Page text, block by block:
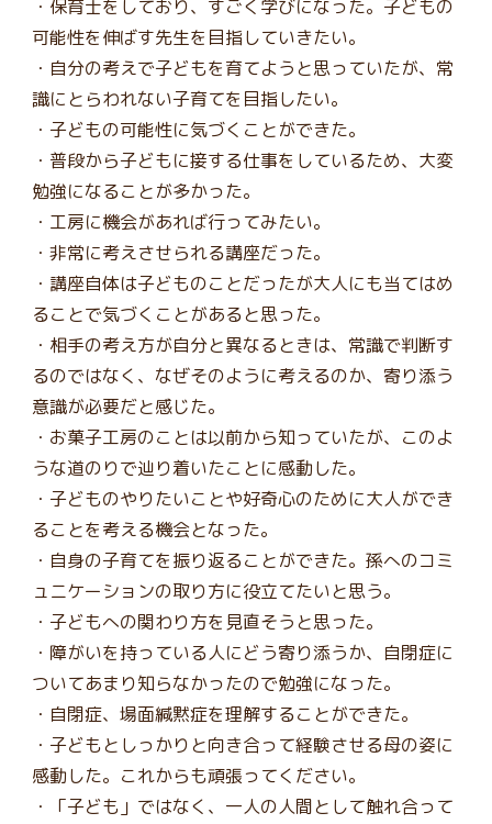
・保育士をしており、すごく学びになった。子どもの
可能性を伸ばす先生を目指していきたい。
・自分の考えで子どもを育てようと思っていたが、常
識にとらわれない子育てを目指したい。
・子どもの可能性に気づくことができた。
・普段から子どもに接する仕事をしているため、大変
勉強になることが多かった。
・工房に機会があれば行ってみたい。
・非常に考えさせられる講座だった。
・講座自体は子どものことだったが大人にも当てはめ
ることで気づくことがあると思った。
・相手の考え方が自分と異なるときは、常識で判断す
るのではなく、なぜそのように考えるのか、寄り添う
意識が必要だと感じた。
・お菓子工房のことは以前から知っていたが、このよ
うな道のりで辿り着いたことに感動した。
・子どものやりたいことや好奇心のために大人ができ
ることを考える機会となった。
・自身の子育てを振り返ることができた。孫へのコミ
ュニケーションの取り方に役立てたいと思う。
・子どもへの関わり方を見直そうと思った。
・障がいを持っている人にどう寄り添うか、自閉症に
ついてあまり知らなかったので勉強になった。
・自閉症、場面緘黙症を理解することができた。
・子どもとしっかりと向き合って経験させる母の姿に
感動した。これからも頑張ってください。
・「子ども」ではなく、一人の人間として触れ合って